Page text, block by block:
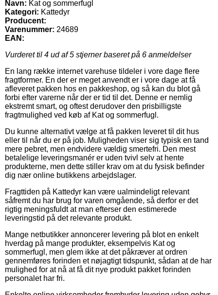
Navn: Kat og sommerfugl
Kategori: Kattedyr
Producent:
Varenummer: 24689
EAN:
Vurderet til 4 ud af 5 stjerner baseret på 6 anmeldelser
En lang række internet varehuse tildeler i vore dage flere
fragtformer. En der er meget anvendt er i vore dage at få
afleveret pakken hos en pakkeshop, og så kan du blot gå
forbi efter varerne når der er tid til det. Denne er nemlig
ekstremt smart, og oftest derudover den prisbilligste
fragtmulighed ved køb af Kat og sommerfugl.
Du kunne alternativt vælge at få pakken leveret til dit hus
eller til når du er på job. Muligheden viser sig typisk en tand
mere pebret, men endvidere vældig smertefri. Den mest
betalelige leveringsmanér er uden tvivl selv at hente
produkterne, men dette stiller krav om at du fysisk befinder
dig nær online butikkens arbejdslager.
Fragttiden på Kattedyr kan være ualmindeligt relevant
såfremt du har brug for varen omgående, så derfor er det
rigtig meningsfuldt at man efterser den estimerede
leveringstid på det relevante produkt.
Mange netbutikker annoncerer levering på blot en enkelt
hverdag på mange produkter, eksempelvis Kat og
sommerfugl, men glem ikke at det påkræver at ordren
gennemføres forinden et nøjagtigt tidspunkt, sådan at de har
mulighed for at nå at få dit nye produkt pakket forinden
personalet har fri.